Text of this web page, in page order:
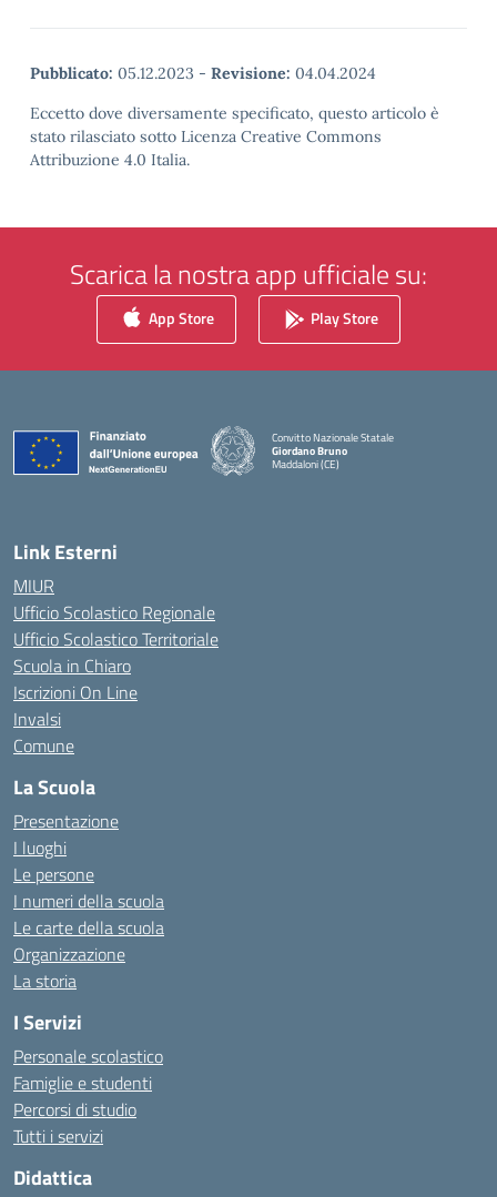
Pubblicato: 05.12.2023 - Revisione: 04.04.2024
Eccetto dove diversamente specificato, questo articolo è
stato rilasciato sotto Licenza Creative Commons
Attribuzione 4.0 Italia.
Scarica la nostra app ufficiale su:
App Store Play Store
Convitto Nazionale Statale
Giordano Bruno
Maddaloni (CE)
Link Esterni
MIUR
Ufficio Scolastico Regionale
Ufficio Scolastico Territoriale
Scuola in Chiaro
Iscrizioni On Line
Invalsi
Comune
La Scuola
Presentazione
I luoghi
Le persone
I numeri della scuola
Le carte della scuola
Organizzazione
La storia
I Servizi
Personale scolastico
Famiglie e studenti
Percorsi di studio
Tutti i servizi
Didattica